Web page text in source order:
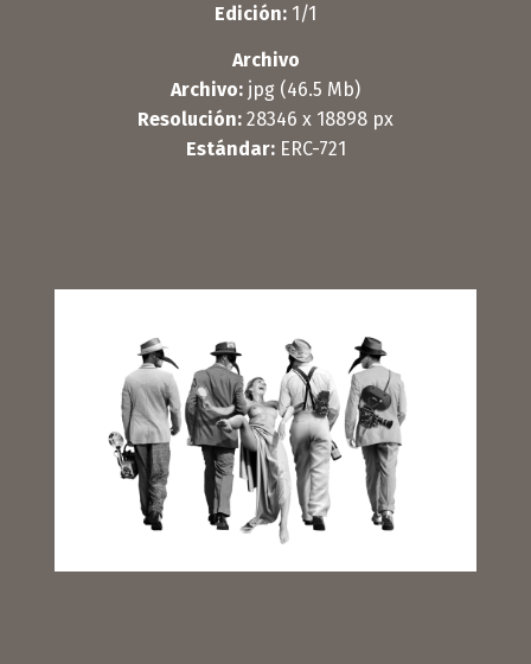
Edición: 1/1
Archivo
Archivo: jpg (46.5 Mb)
Resolución: 28346 x 18898 px
Estándar:ERC-721